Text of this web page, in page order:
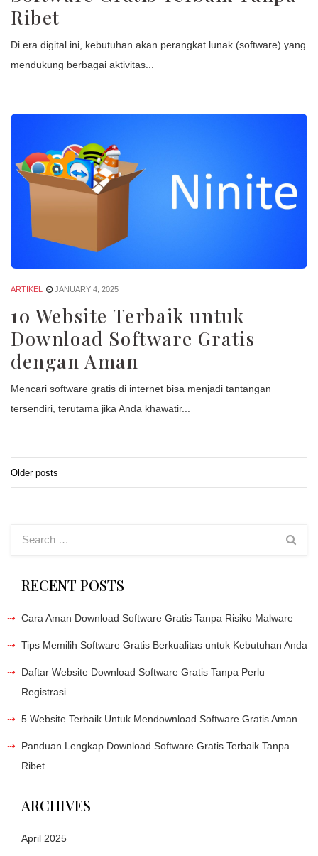
Ribet
Di era digital ini, kebutuhan akan perangkat lunak (software) yang
mendukung berbagai aktivitas...
ARTIKEL JANUARY 4, 2025
10 Website Terbaik untuk
Download Software Gratis
dengan Aman
Mencari software gratis di internet bisa menjadi tantangan
tersendiri, terutama jika Anda khawatir...
Posts
Older posts
RECENT POSTS
Cara Aman Download Software Gratis Tanpa Risiko Malware
Tips Memilih Software Gratis Berkualitas untuk Kebutuhan Anda
Daftar Website Download Software Gratis Tanpa Perlu
Registrasi
5 Website Terbaik Untuk Mendownload Software Gratis Aman
Panduan Lengkap Download Software Gratis Terbaik Tanpa
Ribet
ARCHIVES
April 2025